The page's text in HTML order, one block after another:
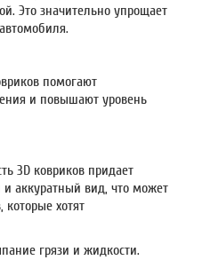
Это значительно упрощает
помогают
и повышают уровень
3D ковриков придает
аккуратный вид, что может
хотят
грязи и жидкости.